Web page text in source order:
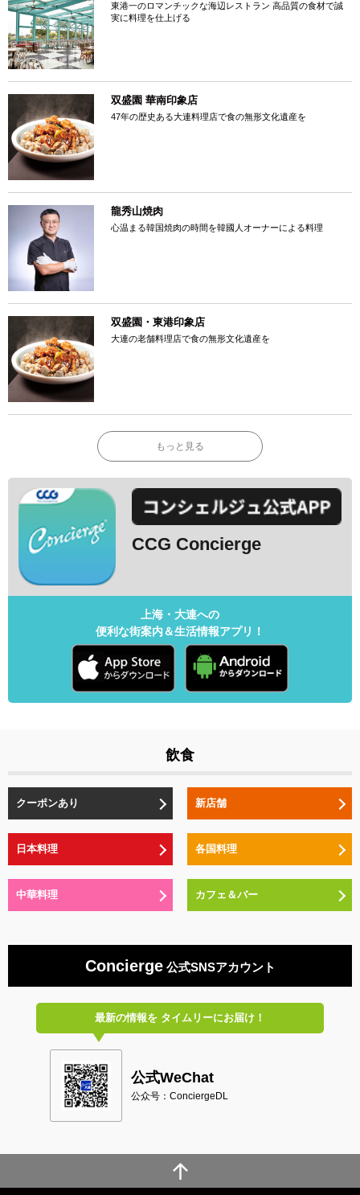
東港一のロマンチックな海辺レストラン 高品質の食材で誠
実に料理を仕上げる
双盛園 華南印象店
47年の歴史ある大連料理店で食の無形文化遺産を
龍秀山焼肉
心温まる韓国焼肉の時間を韓國人オーナーによる料理
双盛園・東港印象店
大連の老舗料理店で食の無形文化遺産を
もっと見る
CCG Concierge
上海・大連への
便利な街案内＆生活情報アプリ！
飲食
クーポンあり 新店舗
日本料理 各国料理
中華料理 カフェ＆バー
Concierge公式SNSアカウント
最新の情報をタイムリーにお届け！
公式WeChat
公众号：ConciergeDL